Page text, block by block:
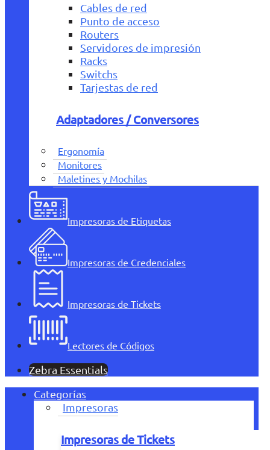
Cables de red
Punto de acceso
Routers
Servidores de impresión
Racks
Switchs
Tarjestas de red
Adaptadores / Conversores
Ergonomía
Monitores
Maletines y Mochilas
Impresoras de Etiquetas
Impresoras de Credenciales
Impresoras de Tickets
Lectores de Códigos
Zebra Essentials
Categorías
Impresoras
Impresoras de Tickets